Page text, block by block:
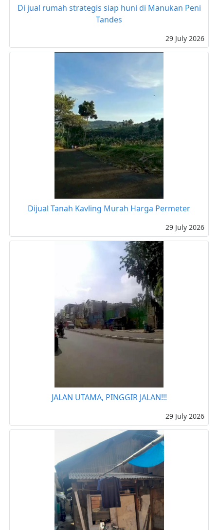
Di jual rumah strategis siap huni di Manukan Peni
Tandes
29 July 2026
Dijual Tanah Kavling Murah Harga Permeter
29 July 2026
JALAN UTAMA, PINGGIR JALAN!!!
29 July 2026